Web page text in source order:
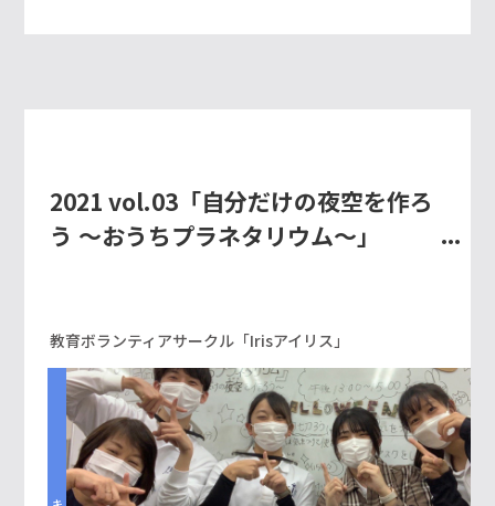
2021 vol.03「自分だけの夜空を作ろ
う 〜おうちプラネタリウム〜」
教育ボランティアサークル「Irisアイリス」